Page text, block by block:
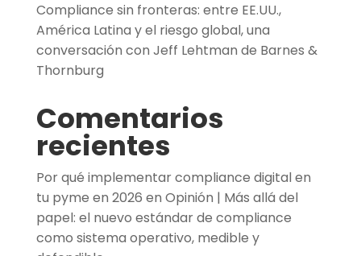
Compliance sin fronteras: entre EE.UU.,
América Latina y el riesgo global, una
conversación con Jeff Lehtman de Barnes &
Thornburg
Comentarios
recientes
Por qué implementar compliance digital en
tu pyme en 2026 en Opinión | Más allá del
papel: el nuevo estándar de compliance
como sistema operativo, medible y